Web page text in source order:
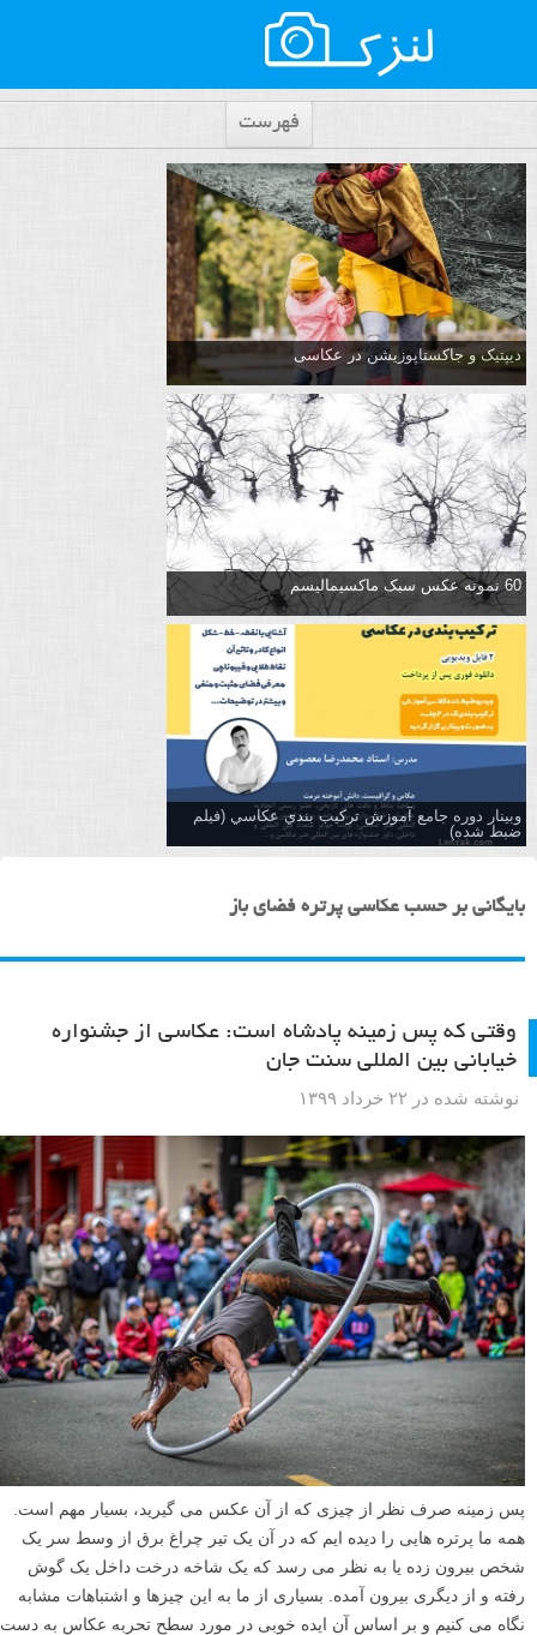
فهرست
دیپتیک و جاکستا‌پوزیشن در عکاسی
60 نمونه عکس سبک ماکسیمالیسم
وبینار دوره جامع آموزش تركيب بندي عكاسي (فیلم
ضبط شده)
بایگانی بر حسب عکاسی پرتره فضای باز
وقتی که پس زمینه پادشاه است: عکاسی از جشنواره
خیابانی بین المللی سنت جان
نوشته شده در ۲۲ خرداد ۱۳۹۹
پس زمینه صرف نظر از چیزی که از آن عکس می گیرید، بسیار مهم است.
همه ما پرتره هایی را دیده ایم که در آن یک تیر چراغ برق از وسط سر یک
شخص بیرون زده یا به نظر می رسد که یک شاخه درخت داخل یک گوش
رفته و از دیگری بیرون آمده. بسیاری از ما به این چیزها و اشتباهات مشابه
نگاه می کنیم و بر اساس آن ایده خوبی در مورد سطح تحربه عکاس به دست